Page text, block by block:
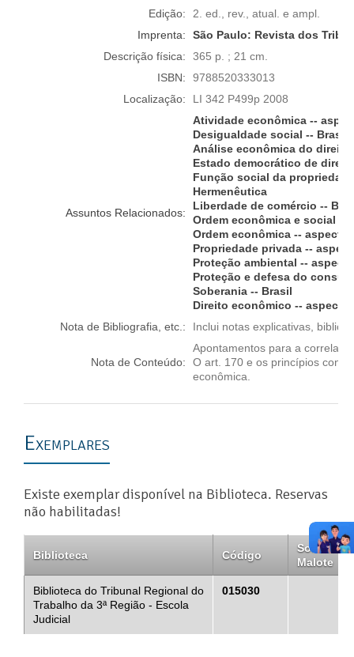
Edição:
2. ed., rev., atual. e ampl.
Imprenta:
São Paulo: Revista dos
Descrição física:
365 p. ; 21 cm.
ISBN:
9788520333013
Localização:
LI 342 P499p 2008
Assuntos Relacionados:
Atividade econômica --
Desigualdade social -- Brasil
Análise econômica do direito
Estado democrático de
Função social da
Hermenêutica
Liberdade de comércio --
Ordem econômica e social
Ordem econômica --
Propriedade privada --
Proteção ambiental --
Proteção e defesa do
Soberania -- Brasil
Direito econômico --
Nota de Bibliografia, etc.:
Inclui notas explicativas,
Nota de Conteúdo:
Apontamentos para a
O art. 170 e os princípios
econômica.
Exemplares
Existe exemplar disponível na Biblioteca. Reservas
não habilitadas!
Biblioteca Código
Solicitar
Malote
Biblioteca do Tribunal Regional do
Trabalho da 3ª Região - Escola
Judicial
015030